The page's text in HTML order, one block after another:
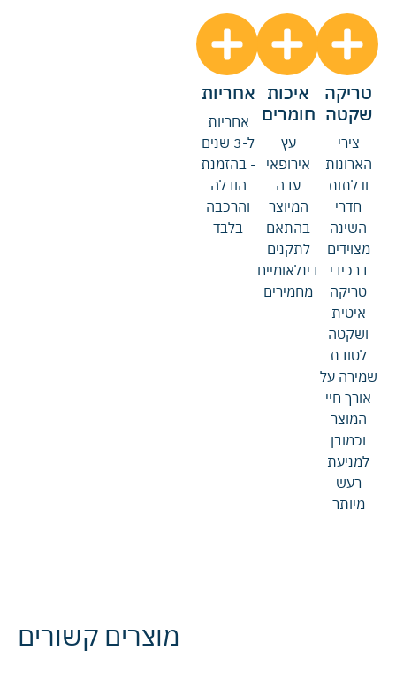
טריקה
שקטה
צירי
הארונות
ודלתות
חדרי
השינה
מצוידים
ברכיבי
טריקה
איטית
ושקטה
לטובת
שמירה על
אורך חיי
המוצר
וכמובן
למניעת
רעש
מיותר
איכות
חומרים
עץ
אירופאי
עבה
המיוצר
בהתאם
לתקנים
בינלאומיים
מחמירים
אחריות
אחריות
ל-3 שנים
- בהזמנת
הובלה
והרכבה
בלבד
מוצרים קשורים